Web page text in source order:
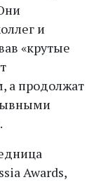
и
«крутые
а продолжат
Awards,